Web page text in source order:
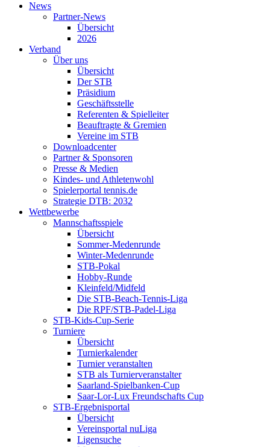
News
Partner-News
Übersicht
2026
Verband
Über uns
Übersicht
Der STB
Präsidium
Geschäftsstelle
Referenten & Spielleiter
Beauftragte & Gremien
Vereine im STB
Downloadcenter
Partner & Sponsoren
Presse & Medien
Kindes- und Athletenwohl
Spielerportal tennis.de
Strategie DTB: 2032
Wettbewerbe
Mannschaftsspiele
Übersicht
Sommer-Medenrunde
Winter-Medenrunde
STB-Pokal
Hobby-Runde
Kleinfeld/Midfeld
Die STB-Beach-Tennis-Liga
Die RPF/STB-Padel-Liga
STB-Kids-Cup-Serie
Turniere
Übersicht
Turnierkalender
Turnier veranstalten
STB als Turnierveranstalter
Saarland-Spielbanken-Cup
Saar-Lor-Lux Freundschafts Cup
STB-Ergebnisportal
Übersicht
Vereinsportal nuLiga
Ligensuche